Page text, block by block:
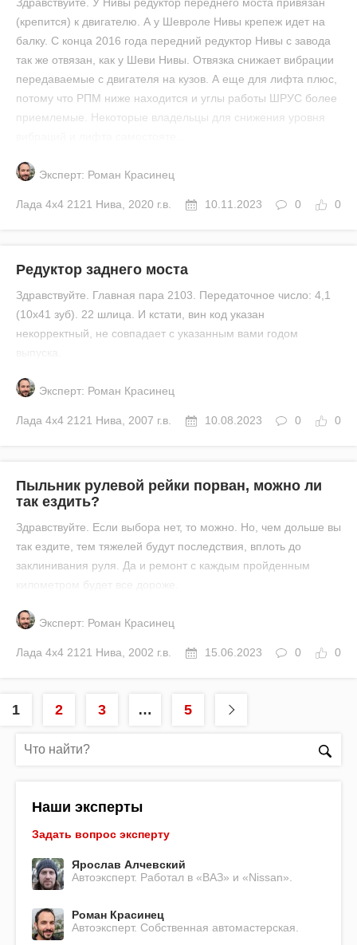
(крепится) к двигателю. А у Шевроле Нивы крепеж идет на
балку. С конца 2016 года передний редуктор Нивы с завода
так же отвязан, как у Шеви Нивы. Отвязка снижает вибрации
передаваемые с двигателя на кузов. А еще для лифта плюс,
потому что РПМ ниже находится и углы работы ШРУС более
приемлемые. Некоторые владельцы для снижения уровня
Эксперт: Роман Красинец
Лада 4x4 2121 Нива 2020 г.в. 10.11.2023 0 0
Редуктор заднего моста
Здравствуйте. Главная пара 2103. Передаточное число: 4,1
(10х41 зуб). 22 шлица. И кстати, вин код указан
некорректный, не совпадает с указанным вами годом
Эксперт: Роман Красинец
Лада 4x4 2121 Нива 2007 г.в. 10.08.2023 0 0
Пыльник рулевой рейки порван, можно ли
так ездить?
Здравствуйте. Если выбора нет, то можно. Но, чем дольше вы
так ездите, тем тяжелей будут последствия, вплоть до
заклинивания руля. Да и ремонт с каждым пройденным
Эксперт: Роман Красинец
Лада 4x4 2121 Нива 2002 г.в. 15.06.2023 0 0
1 2 3 … 5
Наши эксперты
Задать вопрос эксперту
Ярослав Алчевский
Автоэксперт. Работал в «ВАЗ» и «Nissan».
Роман Красинец
Автоэксперт. Собственная автомастерская.